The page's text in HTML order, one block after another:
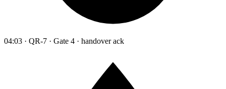
04:03 · QR-7 · Gate 4 · handover ack